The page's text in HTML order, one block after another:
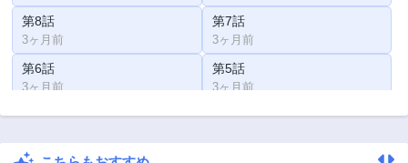
第8話
3ヶ月前
第7話
3ヶ月前
第6話
3ヶ月前
第5話
3ヶ月前
第4話 第3話